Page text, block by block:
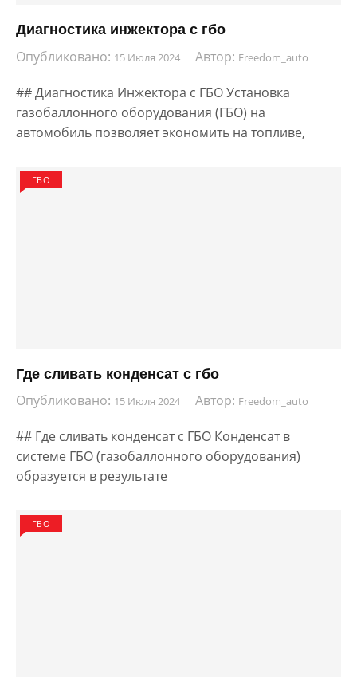
Диагностика инжектора с гбо
Опубликовано: 15 Июля 2024 Автор: Freedom_auto
## Диагностика Инжектора с ГБО Установка
газобаллонного оборудования (ГБО) на
автомобиль позволяет экономить на топливе,
ГБО
Где сливать конденсат с гбо
Опубликовано: 15 Июля 2024 Автор: Freedom_auto
## Где сливать конденсат с ГБО Конденсат в
системе ГБО (газобаллонного оборудования)
образуется в результате
ГБО